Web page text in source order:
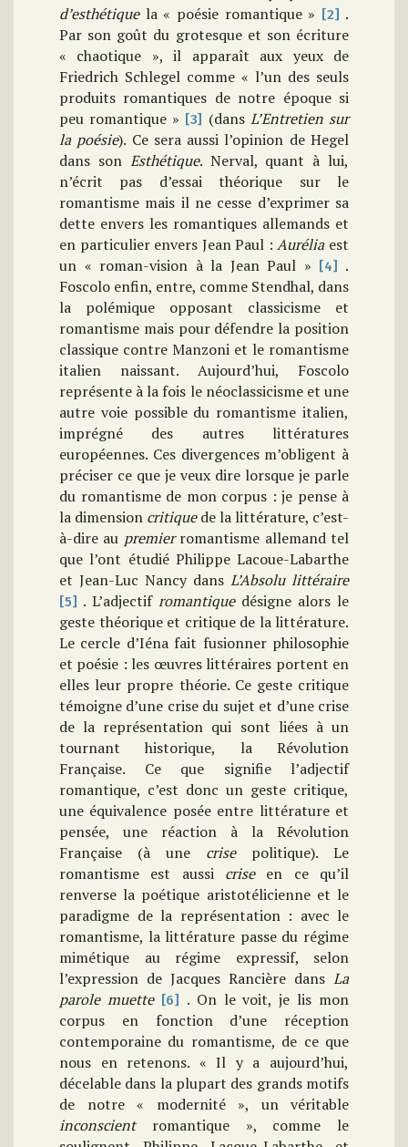
d’esthétiquela « poésie romantique » [2] .
Par son goût du grotesque et son écriture
« chaotique », il apparaît aux yeux de
Friedrich Schlegel comme « l’un des seuls
produits romantiques de notre époque si
peu romantique » [3] (dansL’Entretien sur
la poésie). Ce sera aussi l’opinion de Hegel
dans son Esthétique. Nerval, quant à lui,
n’écrit pas d’essai théorique sur le
romantisme mais il ne cesse d’exprimer sa
dette envers les romantiques allemands et
en particulier envers Jean Paul :Auréliaest
un « roman-vision à la Jean Paul »
[4]
.
Foscolo enfin, entre, comme Stendhal, dans
la polémique opposant classicisme et
romantisme mais pour défendre la position
classique contre Manzoni et le romantisme
italien naissant. Aujourd’hui, Foscolo
représente à la fois le néoclassicisme et une
autre voie possible du romantisme italien,
imprégné des autres littératures
européennes. Ces divergences m’obligent à
préciser ce que je veux dire lorsque je parle
du romantisme de mon corpus : je pense à
la dimension critiquede la littérature, c’est-
à-dire au premierromantisme allemand tel
que l’ont étudié Philippe Lacoue-Labarthe
et Jean-Luc Nancy dans L’Absolu littéraire
[5] . L’adjectifromantiquedésigne alors le
geste théorique et critique de la littérature.
Le cercle d’Iéna fait fusionner philosophie
et poésie : les œuvres littéraires portent en
elles leur propre théorie. Ce geste critique
témoigne d’une crise du sujet et d’une crise
de la représentation qui sont liées à un
tournant historique, la Révolution
Française. Ce que signifie l’adjectif
romantique, c’est donc un geste critique,
une équivalence posée entre littérature et
pensée, une réaction à la Révolution
Française (à une crisepolitique). Le
romantisme est aussi crise en ce qu’il
renverse la poétique aristotélicienne et le
paradigme de la représentation : avec le
romantisme, la littérature passe du régime
mimétique au régime expressif, selon
l’expression de Jacques Rancière dans La
parole muette
[6]
. On le voit, je lis mon
corpus en fonction d’une réception
contemporaine du romantisme, de ce que
nous en retenons. « Il y a aujourd’hui,
décelable dans la plupart des grands motifs
de notre « modernité », un véritable
inconscientromantique », comme le